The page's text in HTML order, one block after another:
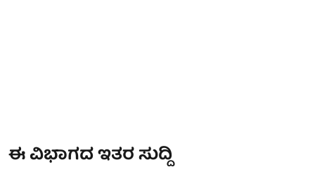
ಈ ವಿಭಾಗದ ಇತರ ಸುದ್ದಿ